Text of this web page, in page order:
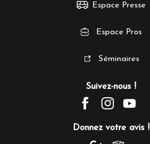
Suivez-nous !
Donnez votre avis !
Espace Presse
Espace Pros
Séminaires